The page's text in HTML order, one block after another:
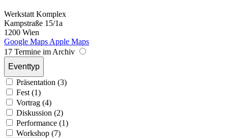
Werkstatt Komplex
Kampstraße 15/1a
1200 Wien
Google Maps Apple Maps
17 Termine im Archiv
Eventtyp
Präsentation (3)
Fest (1)
Vortrag (4)
Diskussion (2)
Performance (1)
Workshop (7)